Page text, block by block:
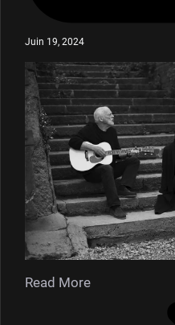
Juin 19, 2024
Read More